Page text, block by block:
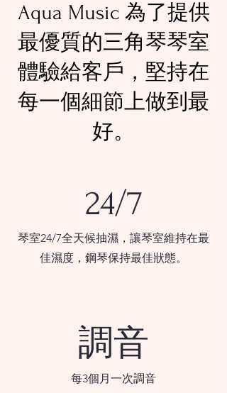
Aqua Music 為了提供
最優質的三角琴琴室
體驗給客戶，堅持在
每一個細節上做到最
好。
24/7
琴室24/7全天候抽濕，讓琴室維持在最
佳濕度，鋼琴保持最佳狀態。
調音
每3個月一次調音